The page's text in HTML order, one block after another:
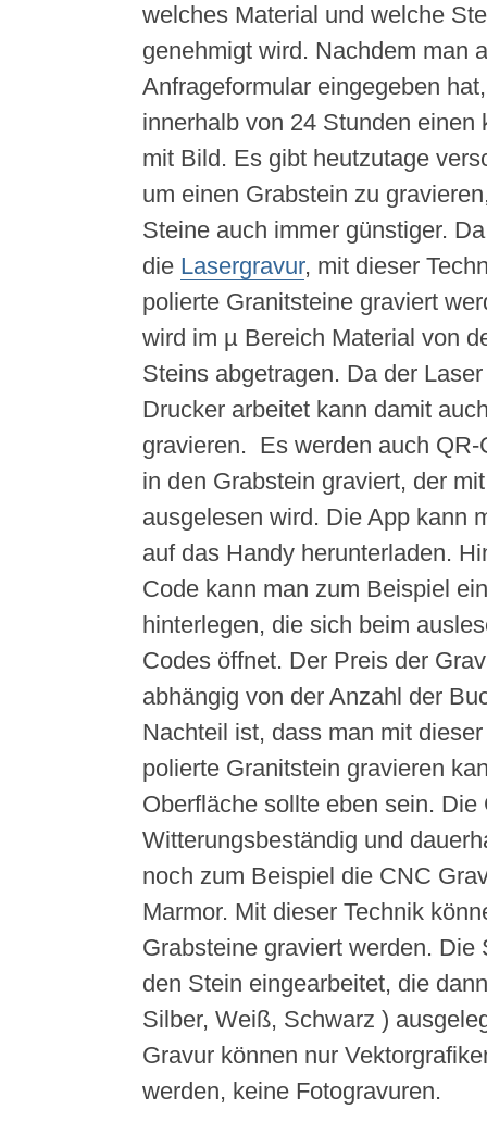
welches Material und welche
genehmigt wird. Nachdem man
Anfrageformular eingegeben
innerhalb von 24 Stunden einen
mit Bild. Es gibt heutzutage
um einen Grabstein zu
Steine auch immer günstiger.
die Lasergravur, mit dieser
polierte Granitsteine graviert
wird im µ Bereich Material von
Steins abgetragen. Da der
Drucker arbeitet kann damit
gravieren. Es werden auch QR-
in den Grabstein graviert, der
ausgelesen wird. Die App kann
auf das Handy herunterladen.
Code kann man zum Beispiel
hinterlegen, die sich beim
Codes öffnet. Der Preis der
abhängig von der Anzahl der
Nachteil ist, dass man mit
polierte Granitstein gravieren
Oberfläche sollte eben sein. Die
Witterungsbeständig und
noch zum Beispiel die CNC
Marmor. Mit dieser Technik
Grabsteine graviert werden. Die
den Stein eingearbeitet, die
Silber, Weiß, Schwarz )
Gravur können nur
werden, keine Fotogravuren.